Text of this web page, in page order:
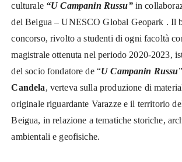
culturale “U Campanin Russu”in
del Beigua – UNESCO Global Geopark . Il
concorso, rivolto a studenti di ogni facoltà
magistrale ottenuta nel periodo 2020-2023,
del socio fondatore de “U Campanin Russu
Candela, verteva sulla produzione di
originale riguardante Varazze e il territorio
Beigua, in relazione a tematiche storiche,
ambientali e geofisiche.